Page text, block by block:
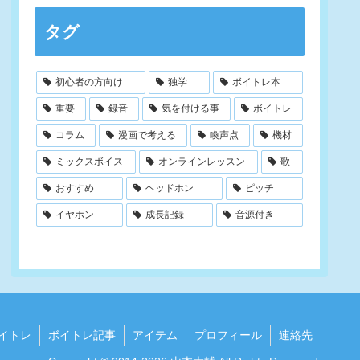
タグ
初心者の方向け 独学 ボイトレ本
重要 録音 気を付ける事 ボイトレ
コラム 漫画で考える 喚声点 機材
ミックスボイス オンラインレッスン 歌
おすすめ ヘッドホン ピッチ
イヤホン 成長記録 音源付き
トレ ボイトレ記事 アイテム プロフィール 連絡先